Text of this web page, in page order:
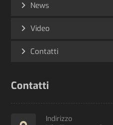
News
Video
Contatti
Contatti
Indirizzo